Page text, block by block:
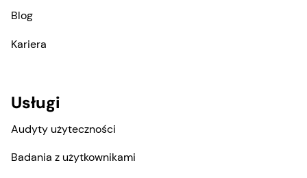
Blog
Kariera
Usługi
Audyty użyteczności
Badania z użytkownikami